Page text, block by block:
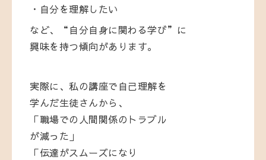
・自分を理解したい
など、“自分自身に関わる学び”に
興味を持つ傾向があります。
実際に、私の講座で自己理解を
学んだ生徒さんから、
「職場での人間関係のトラブル
が減った」
「伝達がスムーズになり